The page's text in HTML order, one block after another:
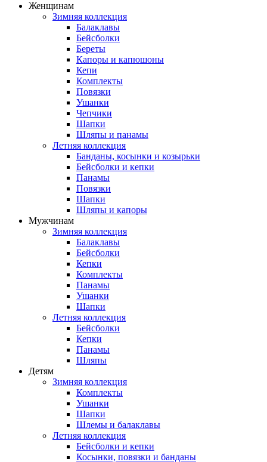
Женщинам
Зимняя коллекция
Балаклавы
Бейсболки
Береты
Капоры и капюшоны
Кепи
Комплекты
Повязки
Ушанки
Чепчики
Шапки
Шляпы и панамы
Летняя коллекция
Банданы, косынки и козырьки
Бейсболки и кепки
Панамы
Повязки
Шапки
Шляпы и капоры
Мужчинам
Зимняя коллекция
Балаклавы
Бейсболки
Кепки
Комплекты
Панамы
Ушанки
Шапки
Летняя коллекция
Бейсболки
Кепки
Панамы
Шляпы
Детям
Зимняя коллекция
Комплекты
Ушанки
Шапки
Шлемы и балаклавы
Летняя коллекция
Бейсболки и кепки
Косынки, повязки и банданы